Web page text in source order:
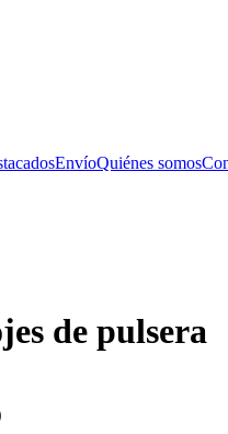
EnvíoQuiénes somos
de pulsera